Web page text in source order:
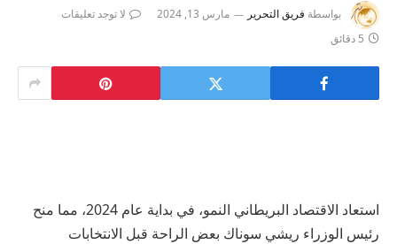
بواسطة فريق التحرير مارس 13, 2024
لا توجد تعليقات
5 دقائق
استعاد الاقتصاد البريطاني النمو، في بداية عام 2024، مما منح
رئيس الوزراء ريشي سوناك بعض الراحة قبل الانتخابات